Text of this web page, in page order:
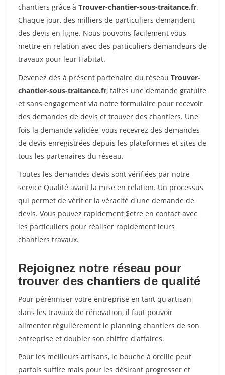
chantiers grâce à Trouver-chantier-sous-traitance.fr.
Chaque jour, des milliers de particuliers demandent
des devis en ligne. Nous pouvons facilement vous
mettre en relation avec des particuliers demandeurs de
travaux pour leur Habitat.
Devenez dès à présent partenaire du réseau Trouver-
chantier-sous-traitance.fr, faites une demande gratuite
et sans engagement via notre formulaire pour recevoir
des demandes de devis et trouver des chantiers. Une
fois la demande validée, vous recevrez des demandes
de devis enregistrées depuis les plateformes et sites de
tous les partenaires du réseau.
Toutes les demandes devis sont vérifiées par notre
service Qualité avant la mise en relation. Un processus
qui permet de vérifier la véracité d'une demande de
devis. Vous pouvez rapidement $etre en contact avec
les particuliers pour réaliser rapidement leurs
chantiers travaux.
Rejoignez notre réseau pour
trouver des chantiers de qualité
Pour pérénniser votre entreprise en tant qu'artisan
dans les travaux de rénovation, il faut pouvoir
alimenter régulièrement le planning chantiers de son
entreprise et doubler son chiffre d'affaires.
Pour les meilleurs artisans, le bouche à oreille peut
parfois suffire mais pour les désirant progresser et